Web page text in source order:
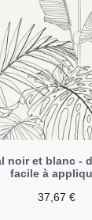
noir et blanc -
facile à
37,67 €